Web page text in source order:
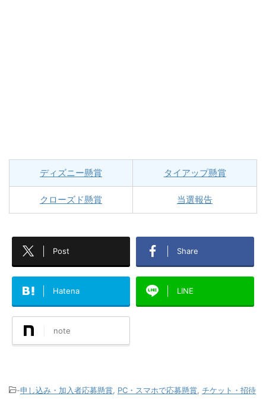
ディズニー懸賞 タイアップ懸賞
クローズド懸賞 当選報告
Post Share
Hatena LINE
note
-申し込み・加入者応募懸賞 PC・スマホで応募懸賞 チケット・招待